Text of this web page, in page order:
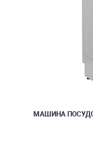
МАШИНА